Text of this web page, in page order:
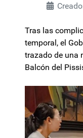
Tras las
temporal, el
trazado de una
Balcón del